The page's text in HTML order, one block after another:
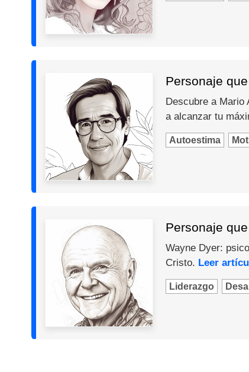
Personaje
Descubre a Mario
a alcanzar tu
Autoestima
Personaje
Wayne Dyer:
Cristo. Leer
Liderazgo